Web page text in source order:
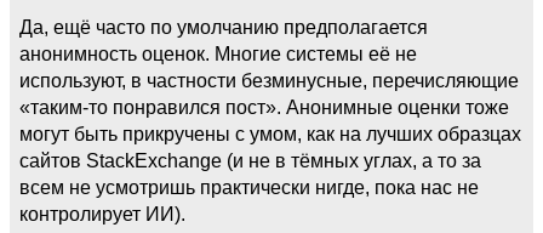
Да, ещё часто по умолчанию предполагается
анонимность оценок. Многие системы её не
используют, в частности безминусные, перечисляющие
«таким-то понравился пост». Анонимные оценки тоже
могут быть прикручены с умом, как на лучших образцах
сайтов StackExchange (и не в тёмных углах, а то за
всем не усмотришь практически нигде, пока нас не
контролирует ИИ).